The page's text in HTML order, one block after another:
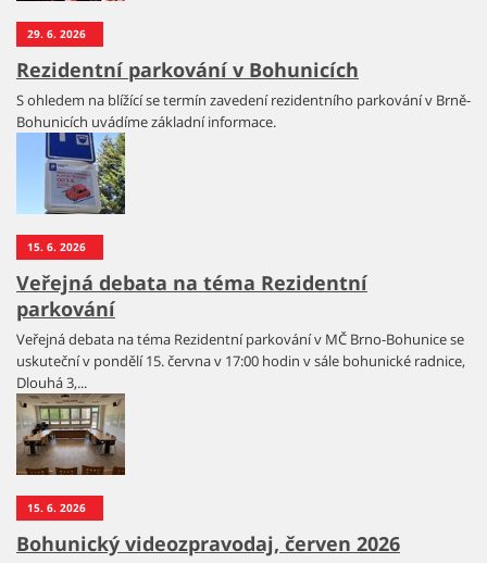
29. 6. 2026
Rezidentní parkování v Bohunicích
S ohledem na blížící se termín zavedení rezidentního parkování v Brně-
Bohunicích uvádíme základní informace.
15. 6. 2026
Veřejná debata na téma Rezidentní
parkování
Veřejná debata na téma Rezidentní parkování v MČ Brno-Bohunice se
uskuteční v pondělí 15. června v 17:00 hodin v sále bohunické radnice,
Dlouhá 3,...
15. 6. 2026
Bohunický videozpravodaj, červen 2026